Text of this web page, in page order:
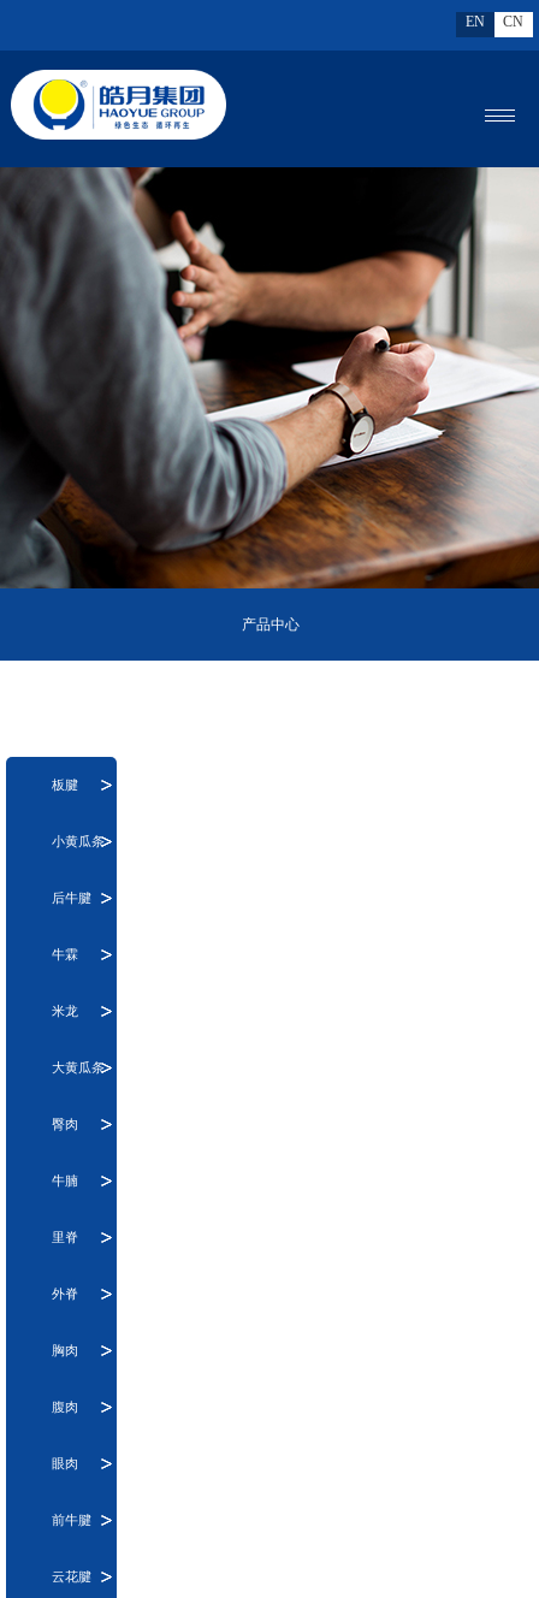
EN CN
MENU
产品中心
板腱
小黄瓜条
后牛腱
牛霖
米龙
大黄瓜条
臀肉
牛腩
里脊
外脊
胸肉
腹肉
眼肉
前牛腱
云花腱